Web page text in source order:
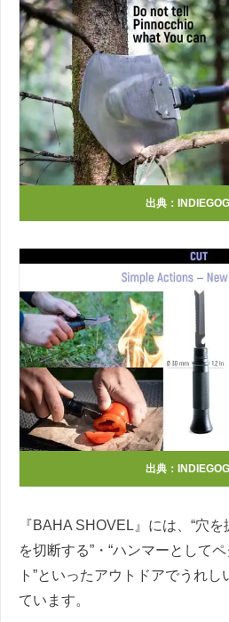
出典：
出典：
『BAHA SHOVEL』には、“穴を
を切断する”・“ハンマーとして
ト”といったアウトドアでうれ
ています。